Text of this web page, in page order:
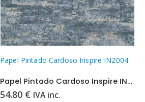
Papel Pintado Cardoso Inspire IN2002
Papel Pintado Cardoso Inspire IN2002
54.80 € IVA inc.